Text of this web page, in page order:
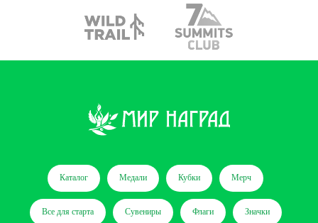
Каталог Медали Кубки Мерч
Все для старта Сувениры Флаги Значки